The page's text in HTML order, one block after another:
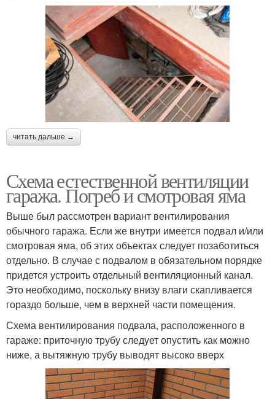
читать дальше →
Схема естественной вентиляции
гаража. Погреб и смотровая яма
Выше был рассмотрен вариант вентилирования
обычного гаража. Если же внутри имеется подвал и/или
смотровая яма, об этих объектах следует позаботиться
отдельно. В случае с подвалом в обязательном порядке
придется устроить отдельный вентиляционный канал.
Это необходимо, поскольку внизу влаги скапливается
гораздо больше, чем в верхней части помещения.
Схема вентилирования подвала, расположенного в
гараже: приточную трубу следует опустить как можно
ниже, а вытяжную трубу выводят высоко вверх